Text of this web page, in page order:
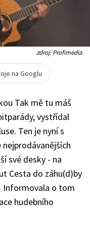
zdroj: Profimedia
na Googlu
Tak mě tu máš
vystřídal
Ten je nyní s
své desky - na
Cesta do záhu(d)by
Informovala o tom
hudebního